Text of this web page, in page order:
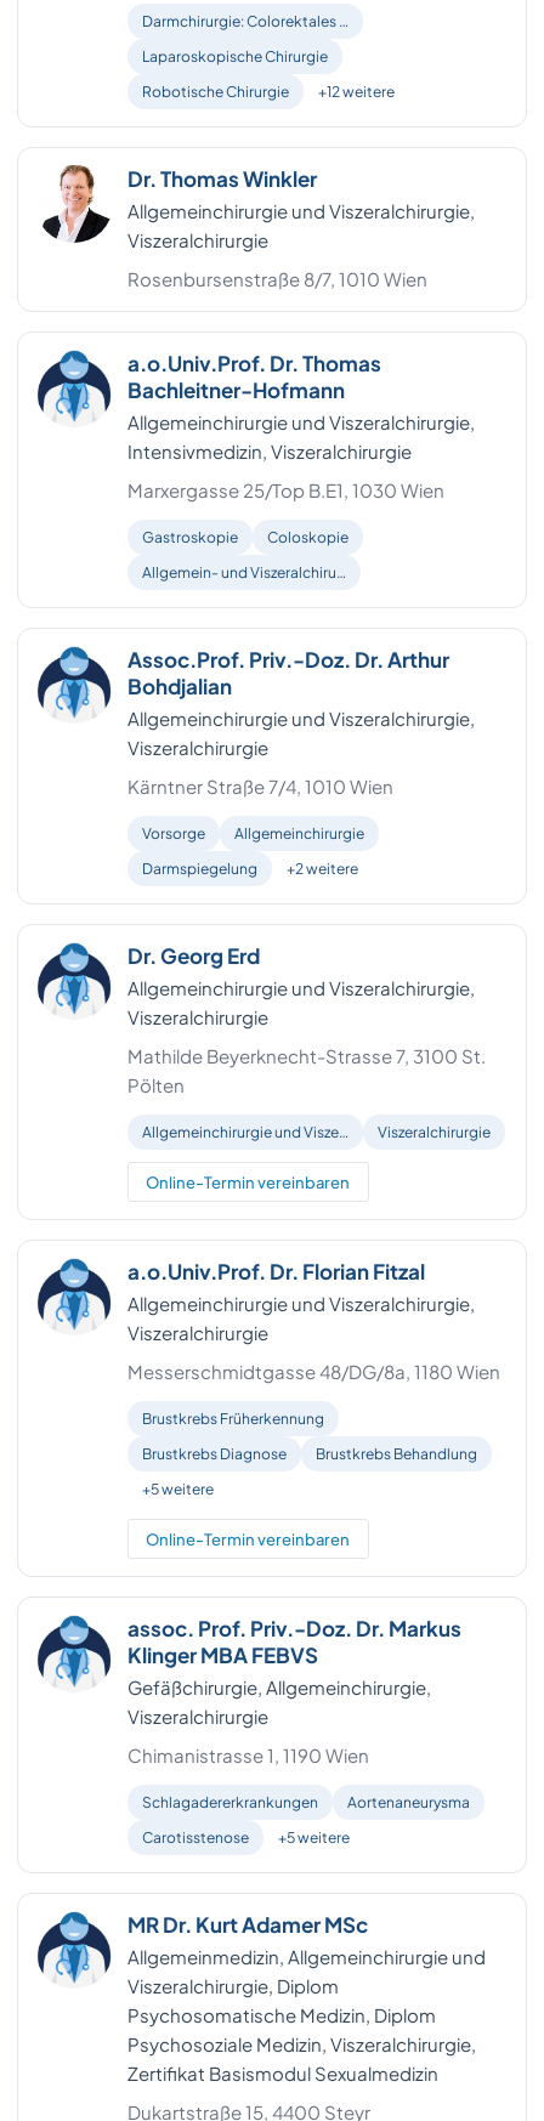
Korneuburg
Krems (Land) 2
Krems an der Donau
Ried im Innkreis 2
Sankt Pölten (Land)
Steyr Land
Wiener Neustadt (Stadt)
Bezirk Bruck-Mürzzuschlag 1
Bezirk Hartberg-Fürstenfeld
Eisenstadt-Umgebung
Oberwart 1
Perg
Sankt Johann im Pongau
Steyr (Stadt)
Waidhofen an der Thaya
Waidhofen an der Ybbs (Stadt) 1
Zell am See
Zwettl
Darmchirurgie: Colorektales …
Laparoskopische Chirurgie
Robotische Chirurgie
+12 weitere
Dr. Thomas Winkler
Allgemeinchirurgie und Viszeralchirurgie,
Viszeralchirurgie
Rosenbursenstraße 8/7, 1010 Wien
a.o.Univ.Prof. Dr. Thomas
Bachleitner-Hofmann
Allgemeinchirurgie und Viszeralchirurgie,
Intensivmedizin, Viszeralchirurgie
Marxergasse 25/Top B.E1, 1030 Wien
Gastroskopie
Coloskopie
Allgemein- und Viszeralchiru…
Assoc.Prof. Priv.-Doz. Dr. Arthur
Bohdjalian
Allgemeinchirurgie und Viszeralchirurgie,
Viszeralchirurgie
Kärntner Straße 7/4, 1010 Wien
Vorsorge
Allgemeinchirurgie
Darmspiegelung
+2 weitere
Dr. Georg Erd
Allgemeinchirurgie und Viszeralchirurgie,
Viszeralchirurgie
Mathilde Beyerknecht-Strasse 7, 3100 St.
Pölten
Allgemeinchirurgie und Visze… Viszeralchirurgie
Online-Termin vereinbaren
a.o.Univ.Prof. Dr. Florian Fitzal
Allgemeinchirurgie und Viszeralchirurgie,
Viszeralchirurgie
Messerschmidtgasse 48/DG/8a, 1180 Wien
Brustkrebs Früherkennung
Brustkrebs Diagnose
Brustkrebs Behandlung
+5 weitere
Online-Termin vereinbaren
assoc. Prof. Priv.-Doz. Dr. Markus
Klinger MBA FEBVS
Gefäßchirurgie, Allgemeinchirurgie,
Viszeralchirurgie
Chimanistrasse 1, 1190 Wien
Schlagadererkrankungen
Aortenaneurysma
Carotisstenose
+5 weitere
MR Dr. Kurt Adamer MSc
Allgemeinmedizin, Allgemeinchirurgie und
Viszeralchirurgie, Diplom
Psychosomatische Medizin, Diplom
Psychosoziale Medizin, Viszeralchirurgie,
Zertifikat Basismodul Sexualmedizin
Dukartstraße 15, 4400 Steyr